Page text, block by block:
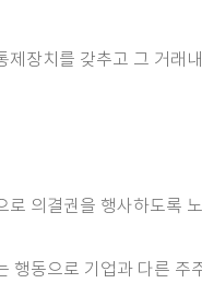
장치를 갖추고 그 거래
의결권을 행사하도록
동으로 기업과 다른 주